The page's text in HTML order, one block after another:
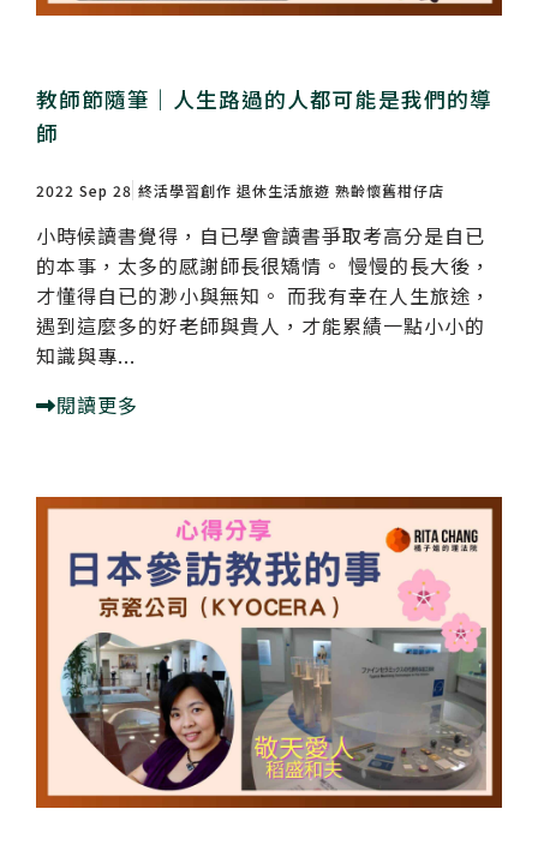
教師節隨筆｜人生路過的人都可能是我們的導
師
2022 Sep 28 終活學習創作 退休生活旅遊 熟齡懷舊柑仔店
小時候讀書覺得，自已學會讀書爭取考高分是自已
的本事，太多的感謝師長很矯情。 慢慢的長大後，
才懂得自已的渺小與無知。 而我有幸在人生旅途，
遇到這麼多的好老師與貴人，才能累績一點小小的
知識與專...
閱讀更多